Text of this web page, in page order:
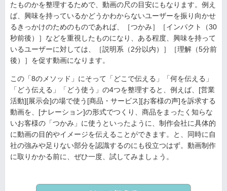
たものかを整理するためで、動画の尺の目安にもなります。例え
ば、興味を持っているかどうかわからないユーザーを振り向かせ
るきっかけのためのものであれば、［つかみ］［インパクト（30
秒前後）］などを重視したものになり、ある程度、興味を持って
いるユーザーに対しては、［説明系（2分以内）］［理解（5分前
後）］を促す動画になります。
この「8のメソッド」にそって「どこで伝える」「何を伝える」
「どう伝える」「どう使う」の4つを整理すると、例えば、[営業
活動][展示会]の場で使う[商品・サービス][お客様の声]を訴求する
動画を、[ナレーション]の形式でつくり、商品をまったく知らな
いお客様の「つかみ」に使うといったように、制作会社に具体的
に動画の目的やイメージを伝えることができます。と、同時に自
社の強みや足りない部分を認識するのにも役立つはず。動画制作
に取りかかる前に、ぜひ一度、試してみましょう。